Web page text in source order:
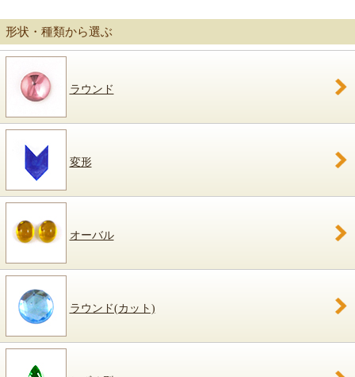
形状・種類から選ぶ
ラウンド
変形
オーバル
ラウンド(カット)